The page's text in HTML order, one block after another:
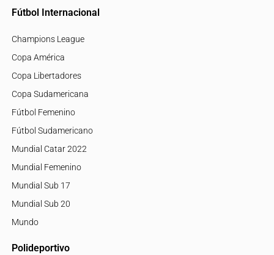
Fútbol Internacional
Champions League
Copa América
Copa Libertadores
Copa Sudamericana
Fútbol Femenino
Fútbol Sudamericano
Mundial Catar 2022
Mundial Femenino
Mundial Sub 17
Mundial Sub 20
Mundo
Polideportivo